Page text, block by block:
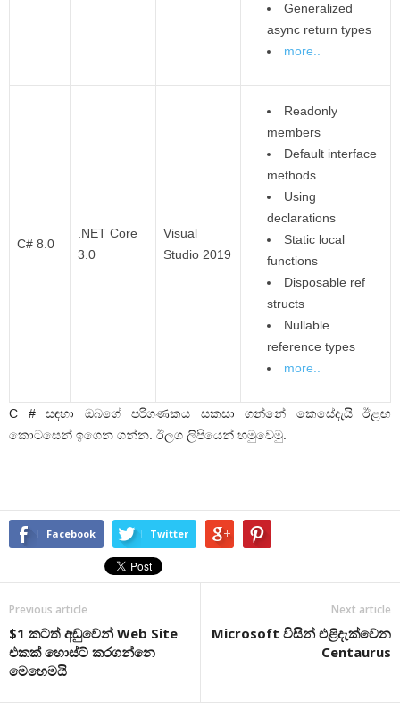
Generalized
async return types
more..
C# 8.0
.NET Core
3.0
Visual
Studio 2019
Readonly
members
Default interface
methods
Using
declarations
Static local
functions
Disposable ref
structs
Nullable
reference types
more..
C # සඳහා ඔබගේ පරිගණකය සකසා ගන්නේ කෙසේදැයි ඊළඟ
කොටසෙන් ඉගෙන ගන්න. ඊලග ලිපියෙන් හමුවෙමු.
Facebook Twitter
Previous article
$1 කටත් අඩුවෙන් Web Site
එකක් හොස්ට් කරගන්නෙ
මෙහෙමයි
Next article
Microsoft විසින් එළිදැක්වෙන
Centaurus